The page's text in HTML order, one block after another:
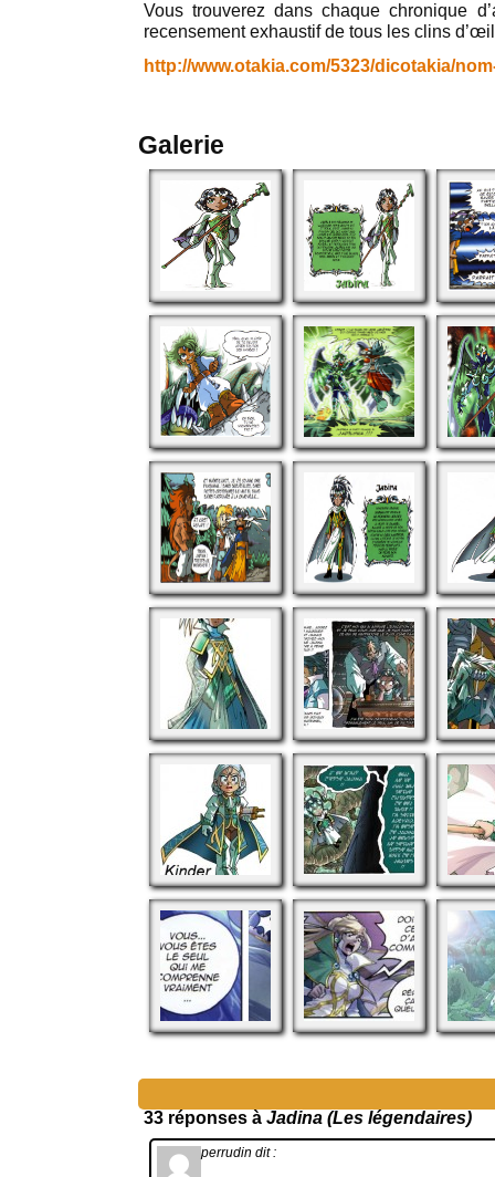
Vous trouverez dans chaque chronique
recensement exhaustif de tous les clins
http://www.otakia.com/5323/dicotakia/
Galerie
33 réponses à Jadina (Les légendaires)
perrudin dit :